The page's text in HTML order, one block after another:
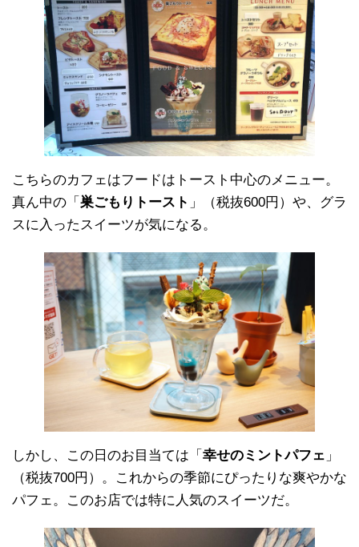
こちらのカフェはフードはトースト中心のメニュー。
真ん中の「 巣ごもりトースト 」（税抜600円）や、グラ
スに入ったスイーツが気になる。
しかし、この日のお目当ては「 幸せのミントパフェ 」
（税抜700円）。これからの季節にぴったりな爽やかな
パフェ。このお店では特に人気のスイーツだ。